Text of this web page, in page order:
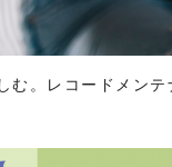
む。レコードメンテ